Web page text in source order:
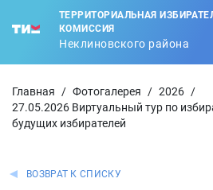
ТЕРРИТОРИАЛЬНАЯ
КОМИССИЯ
Неклиновского района
Главная / Фотогалерея / 2026 /
27.05.2026 Виртуальный тур по
будущих избирателей
ВОЗВРАТ К СПИСКУ